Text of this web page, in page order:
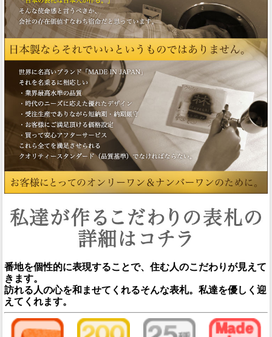
番地を個性的に表現することで、住む人のこだわりが見えて
きます。
訪れる人の心を和ませてくれるそんな表札。私達を優しく迎
えてくれます。